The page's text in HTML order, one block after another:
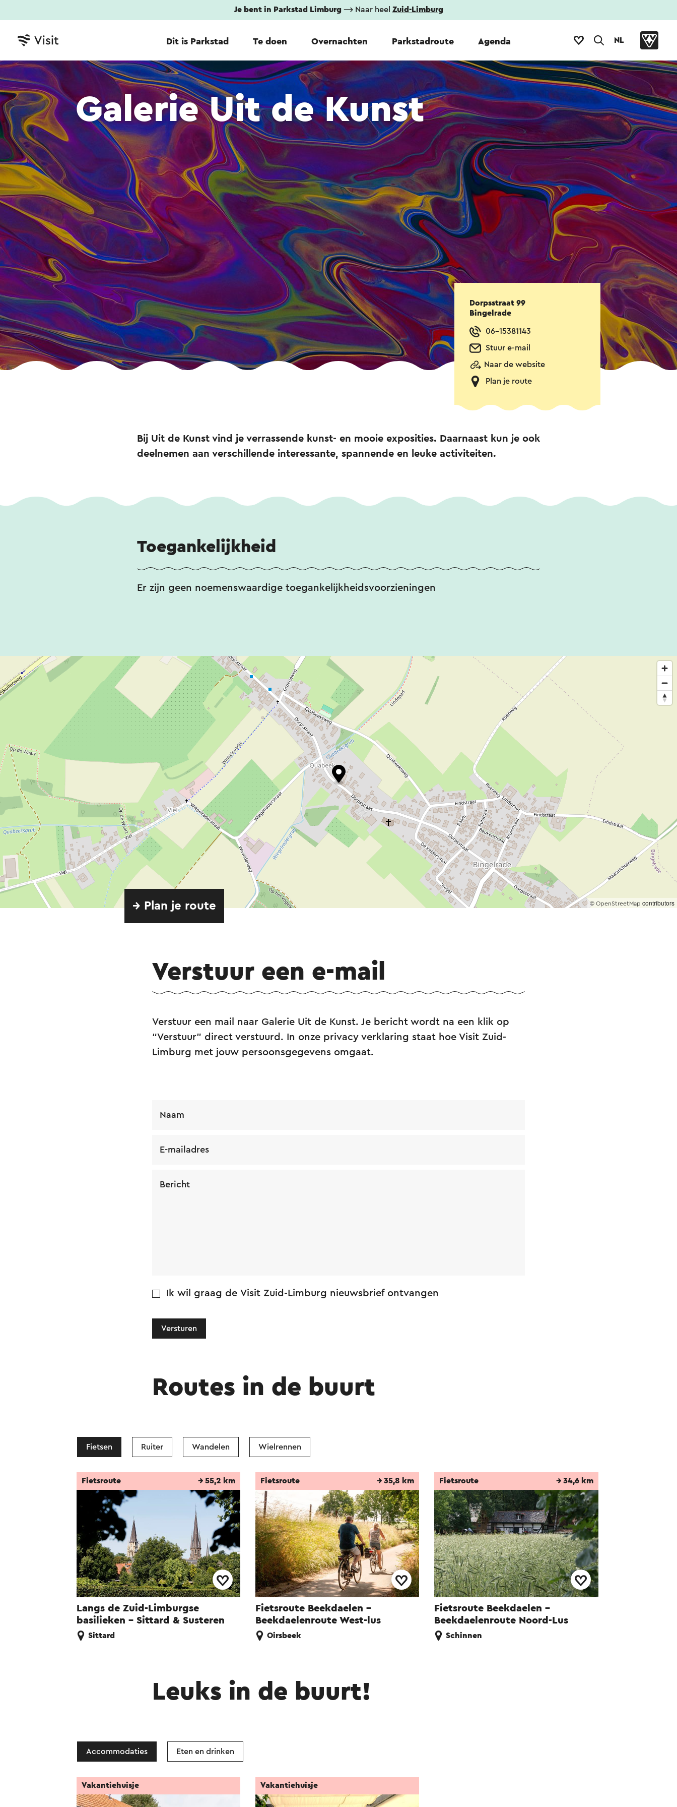
Je bent in Parkstad Limburg⟶ Naar heel Zuid-Limburg
Dit is Parkstad Te doen Overnachten Parkstadroute Agenda NL
Galerie Uit de Kunst
Dorpsstraat 99
Bingelrade
06-15381143
Stuur e-mail
Naar de website
Plan je route
Bij Uit de Kunst vind je verrassende kunst- en mooie exposities. Daarnaast kun je ook
deelnemen aan verschillende interessante, spannende en leuke activiteiten.
Toegankelijkheid
Er zijn geen noemenswaardige toegankelijkheidsvoorzieningen
© OpenStreetMap contributors
→ Plan je route
Verstuur een e-mail
Verstuur een mail naar Galerie Uit de Kunst. Je bericht wordt na een klik op
“Verstuur” direct verstuurd. In onze privacy verklaring staat hoe Visit Zuid-
Limburg met jouw persoonsgegevens omgaat.
Naam
E-mailadres
Bericht
Ik wil graag de Visit Zuid-Limburg nieuwsbrief ontvangen
Versturen
Routes in de buurt
Fietsen Ruiter Wandelen Wielrennen
Langs de Zuid-Limburgse
basilieken - Sittard & Susteren
Fietsroute → 55,2 km
Sittard
Fietsroute Beekdaelen -
Beekdaelenroute West-lus
Fietsroute → 35,8 km
Oirsbeek
Fietsroute Beekdaelen -
Beekdaelenroute Noord-Lus
Fietsroute → 34,6 km
Schinnen
Leuks in de buurt!
Accommodaties Eten en drinken
Vakantiehuisje Vakantiehuisje